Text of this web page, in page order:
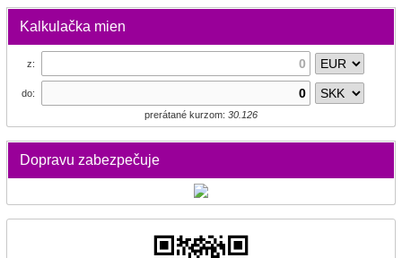
Kalkulačka mien
z:
do:
prerátané kurzom: 30.126
Dopravu zabezpečuje